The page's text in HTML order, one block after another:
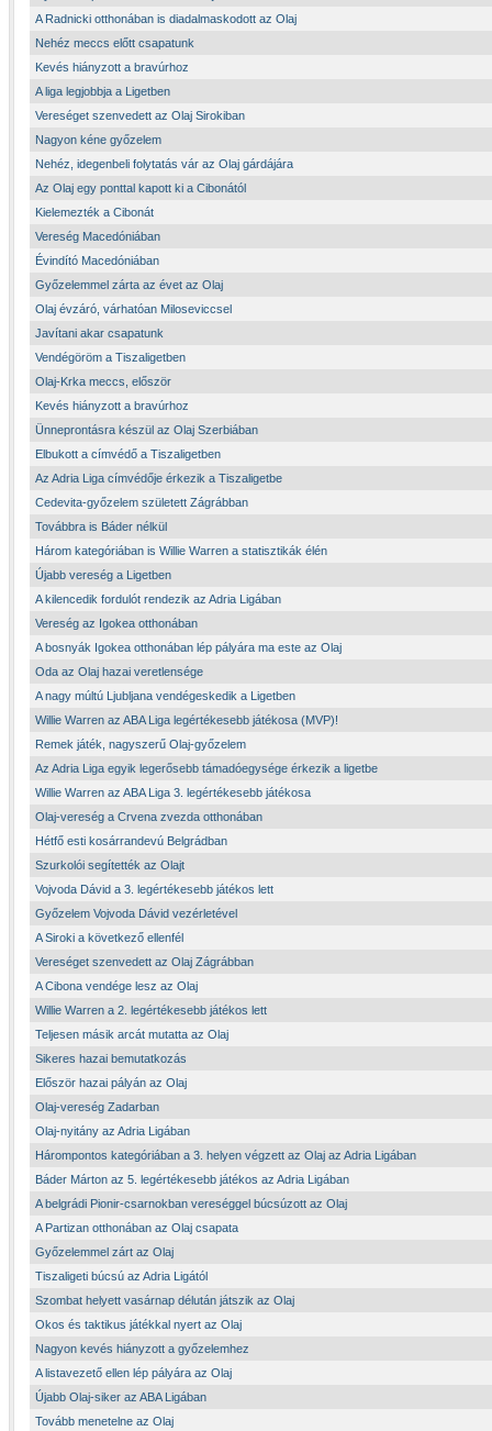
A Radnicki otthonában is diadalmaskodott az Olaj
Nehéz meccs előtt csapatunk
Kevés hiányzott a bravúrhoz
A liga legjobbja a Ligetben
Vereséget szenvedett az Olaj Sirokiban
Nagyon kéne győzelem
Nehéz, idegenbeli folytatás vár az Olaj gárdájára
Az Olaj egy ponttal kapott ki a Cibonától
Kielemezték a Cibonát
Vereség Macedóniában
Évindító Macedóniában
Győzelemmel zárta az évet az Olaj
Olaj évzáró, várhatóan Miloseviccsel
Javítani akar csapatunk
Vendégöröm a Tiszaligetben
Olaj-Krka meccs, először
Kevés hiányzott a bravúrhoz
Ünneprontásra készül az Olaj Szerbiában
Elbukott a címvédő a Tiszaligetben
Az Adria Liga címvédője érkezik a Tiszaligetbe
Cedevita-győzelem született Zágrábban
Továbbra is Báder nélkül
Három kategóriában is Willie Warren a statisztikák élén
Újabb vereség a Ligetben
A kilencedik fordulót rendezik az Adria Ligában
Vereség az Igokea otthonában
A bosnyák Igokea otthonában lép pályára ma este az Olaj
Oda az Olaj hazai veretlensége
A nagy múltú Ljubljana vendégeskedik a Ligetben
Willie Warren az ABA Liga legértékesebb játékosa (MVP)!
Remek játék, nagyszerű Olaj-győzelem
Az Adria Liga egyik legerősebb támadóegysége érkezik a ligetbe
Willie Warren az ABA Liga 3. legértékesebb játékosa
Olaj-vereség a Crvena zvezda otthonában
Hétfő esti kosárrandevú Belgrádban
Szurkolói segítették az Olajt
Vojvoda Dávid a 3. legértékesebb játékos lett
Győzelem Vojvoda Dávid vezérletével
A Siroki a következő ellenfél
Vereséget szenvedett az Olaj Zágrábban
A Cibona vendége lesz az Olaj
Willie Warren a 2. legértékesebb játékos lett
Teljesen másik arcát mutatta az Olaj
Sikeres hazai bemutatkozás
Először hazai pályán az Olaj
Olaj-vereség Zadarban
Olaj-nyitány az Adria Ligában
Hárompontos kategóriában a 3. helyen végzett az Olaj az Adria Ligában
Báder Márton az 5. legértékesebb játékos az Adria Ligában
A belgrádi Pionir-csarnokban vereséggel búcsúzott az Olaj
A Partizan otthonában az Olaj csapata
Győzelemmel zárt az Olaj
Tiszaligeti búcsú az Adria Ligától
Szombat helyett vasárnap délután játszik az Olaj
Okos és taktikus játékkal nyert az Olaj
Nagyon kevés hiányzott a győzelemhez
A listavezető ellen lép pályára az Olaj
Újabb Olaj-siker az ABA Ligában
Tovább menetelne az Olaj